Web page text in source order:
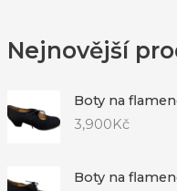
Nejnovější
Boty na
3,900Kč
Boty na